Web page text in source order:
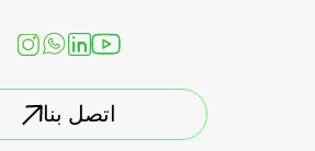
اتصل بنا